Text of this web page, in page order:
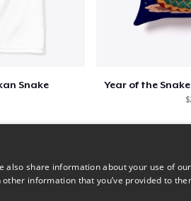
Snake Year of the
also share information about your use of our
information that you’ve provided to